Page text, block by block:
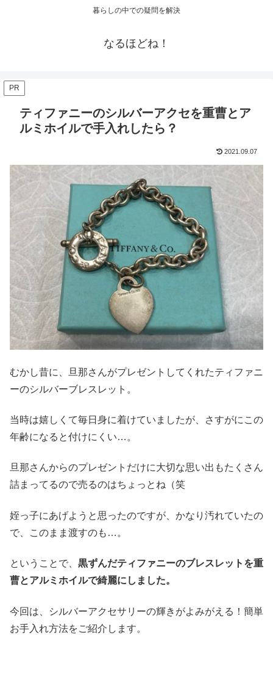
暮らしの中での疑問を解決
なるほどね！
PR
ティファニーのシルバーアクセを重曹とア
ルミホイルで手入れしたら？
2021.09.07
むかし昔に、旦那さんがプレゼントしてくれたティファニ
ーのシルバーブレスレット。
当時は嬉しくて毎日身に着けていましたが、さすがにこの
年齢になると付けにくい…。
旦那さんからのプレゼントだけに大切な思い出もたくさん
詰まってるので売るのはちょっとね（笑
姪っ子にあげようと思ったのですが、かなり汚れていたの
で、このまま渡すのも…。
ということで、 黒ずんだティファニーのブレスレットを重
曹とアルミホイルで綺麗にしました。
今回は、シルバーアクセサリーの輝きがよみがえる！簡単
お手入れ方法をご紹介します。